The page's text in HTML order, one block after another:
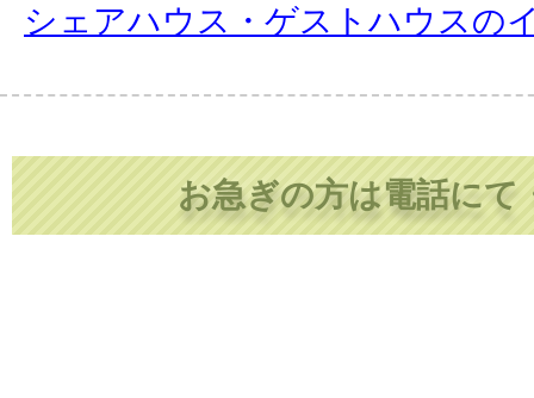
シェアハウス・ゲストハウスの
お急ぎの方は電話にて